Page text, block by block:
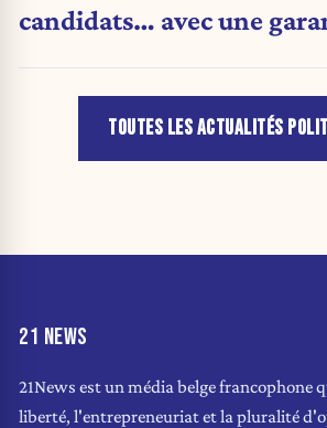
candidats… avec une
TOUTES LES ACTUALITÉS
21 NEWS
21News est un média belge francophone
liberté, l'entrepreneuriat et la pluralité